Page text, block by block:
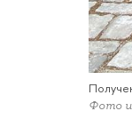
Фото